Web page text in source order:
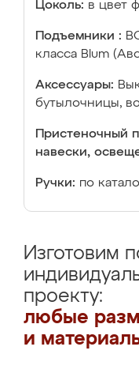
Цоколь: в цвет
Подъемники :
класса Blum
Аксессуары:
бутылочницы,
Пристеночный
навески,
Ручки: по
Изготовим
проекту:
любые
и